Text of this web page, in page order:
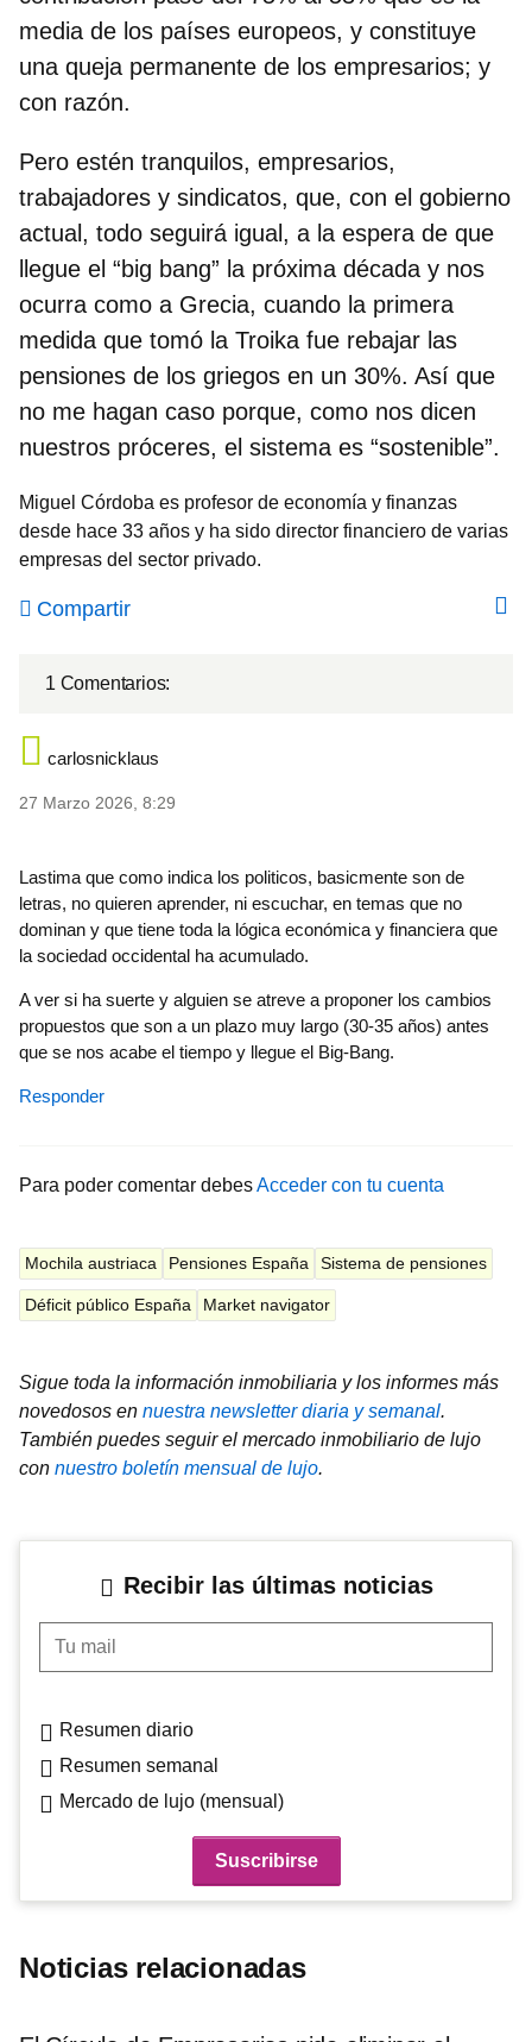
media de los países europeos, y constituye
una queja permanente de los empresarios; y
con razón.
Pero estén tranquilos, empresarios,
trabajadores y sindicatos, que, con el gobierno
actual, todo seguirá igual, a la espera de que
llegue el “big bang” la próxima década y nos
ocurra como a Grecia, cuando la primera
medida que tomó la Troika fue rebajar las
pensiones de los griegos en un 30%. Así que
no me hagan caso porque, como nos dicen
nuestros próceres, el sistema es “sostenible”.
Miguel Córdoba es profesor de economía y finanzas
desde hace 33 años y ha sido director financiero de varias
empresas del sector privado.
Compartir
1 Comentarios:
carlosnicklaus
27 Marzo 2026, 8:29
Lastima que como indica los politicos, basicmente son de
letras, no quieren aprender, ni escuchar, en temas que no
dominan y que tiene toda la lógica económica y financiera que
la sociedad occidental ha acumulado.
A ver si ha suerte y alguien se atreve a proponer los cambios
propuestos que son a un plazo muy largo (30-35 años) antes
que se nos acabe el tiempo y llegue el Big-Bang.
Responder
Para poder comentar debesAcceder con tu cuenta
Mochila austriaca Pensiones España Sistema de pensiones
Déficit público España Market navigator
Sigue toda la información inmobiliaria y los informes más
novedosos en nuestra newsletter diaria y semanal.
También puedes seguir el mercado inmobiliario de lujo
con nuestro boletín mensual de lujo.
Recibir las últimas noticias
Tu mail
Resumen diario
Resumen semanal
Mercado de lujo (mensual)
Noticias relacionadas